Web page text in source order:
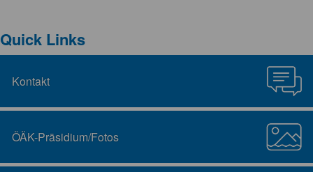
Quick Links
Kontakt
ÖÄK-Präsidium/Fotos